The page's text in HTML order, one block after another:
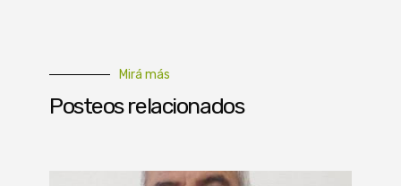
Mirá más
Posteos relacionados